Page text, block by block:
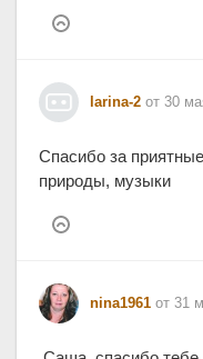
larina-2 от 30
Спасибо за
природы, музыки
nina1961 от 31